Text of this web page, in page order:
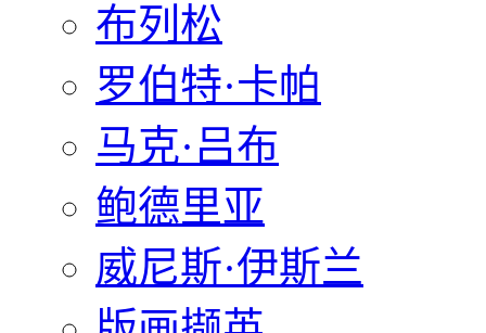
布列松
罗伯特·卡帕
马克·吕布
鲍德里亚
威尼斯·伊斯兰